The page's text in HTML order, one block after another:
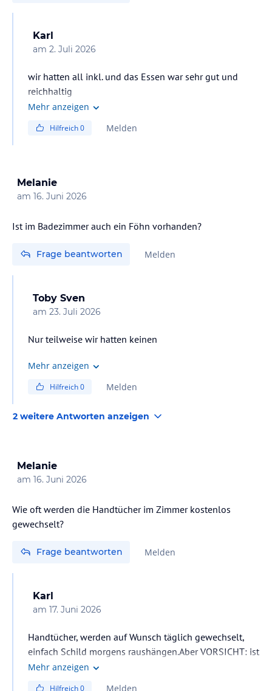
Karl
am 2. Juli 2026
wir hatten all inkl. und das Essen war sehr gut und
reichhaltig
Mehr anzeigen
Hilfreich0 Melden
Melanie
am 16. Juni 2026
Ist im Badezimmer auch ein Föhn vorhanden?
Frage beantworten Melden
Toby Sven
am 23. Juli 2026
Nur teilweise wir hatten keinen
Mehr anzeigen
Hilfreich0 Melden
2 weitere Antworten anzeigen
Melanie
am 16. Juni 2026
Wie oft werden die Handtücher im Zimmer kostenlos
gewechselt?
Frage beantworten Melden
Karl
am 17. Juni 2026
Handtücher, werden auf Wunsch täglich gewechselt,
einfach Schild morgens raushängen.Aber VORSICHT: ist
das gleiche Schild zu kostenpflichtigen Reinigung.
Mehr anzeigen
Hilfreich0 Melden